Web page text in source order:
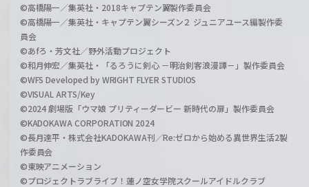
©高橋陽一／集英社・2018キャプテン翼製作委員会
©高橋陽一／集英社・キャプテン翼シーズン２ ジュニアユース編製作委
員会
©あfろ・芳文社／野外活動プロジェクト
©和月伸宏／集英社・「るろうに剣心 －明治剣客浪漫譚－」製作委員会
©WFS Developed by WRIGHT FLYER STUDIOS
©VISUAL ARTS/Key
©2024 劇場版「ウマ娘 プリティーダービー 新時代の扉」製作委員会
©KADOKAWA CORPORATION 2024
©長月達平・株式会社KADOKAWA刊／Re:ゼロから始める異世界生活2製
作委員会
©東映アニメーション
©プロジェクトラブライブ！蓮ノ空女学院スクールアイドルクラブ